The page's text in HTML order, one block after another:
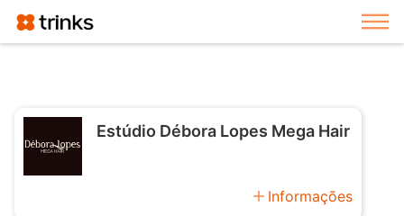
Estúdio Débora Lopes Mega Hair
add Informações